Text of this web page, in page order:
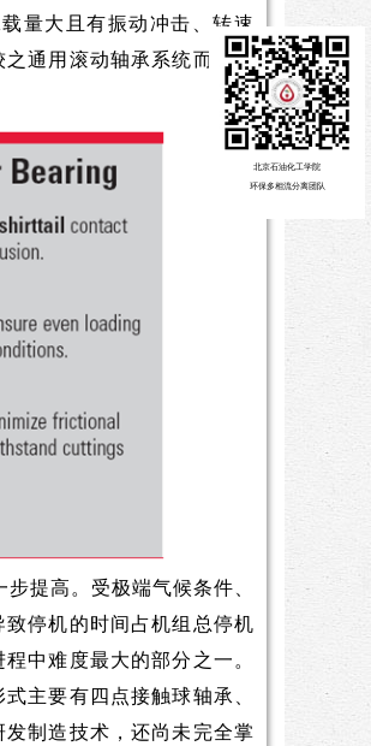
量大且有振动冲击、转速
通用滚动轴承系统而言都
提高。受极端气候条件、
停机的时间占机组总停机
中难度最大的部分之一。
主要有四点接触球轴承、
制造技术，还尚未完全掌